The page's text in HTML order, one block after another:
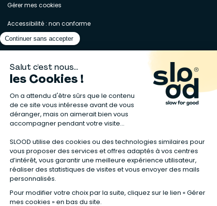
Gérer mes cookies
Accessibilité : non conforme
Matelas naturels⋅Graines bio⋅ Lits bébés en bois⋅Déodorant bio⋅Sapin
en bois⋅Complement alimentaire naturel
Calendrier de l’Avent gourmand⋅Couche bio⋅Anti-nuisible⋅Poeles
Ventilateurs de plafond